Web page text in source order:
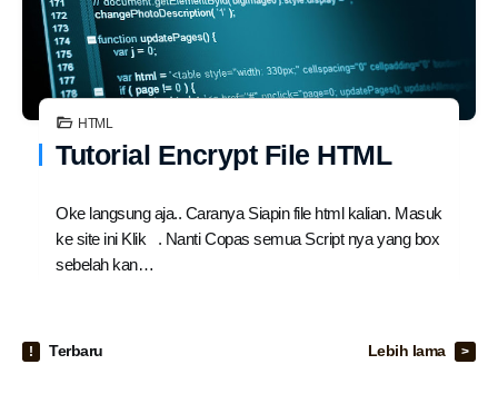
Tutorial Encrypt File HTML
Oke langsung aja.. Caranya Siapin file html kalian. Masuk
ke site ini Klik . Nanti Copas semua Script nya yang box
sebelah kan…
HTML
Terbaru Lebih lama